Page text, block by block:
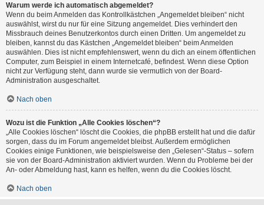
Warum werde ich automatisch abgemeldet?
Wenn du beim Anmelden das Kontrollkästchen „Angemeldet bleiben“ nicht
auswählst, wirst du nur für eine Sitzung angemeldet. Dies verhindert den
Missbrauch deines Benutzerkontos durch einen Dritten. Um angemeldet zu
bleiben, kannst du das Kästchen „Angemeldet bleiben“ beim Anmelden
auswählen. Dies ist nicht empfehlenswert, wenn du dich an einem öffentlichen
Computer, zum Beispiel in einem Internetcafé, befindest. Wenn diese Option
nicht zur Verfügung steht, dann wurde sie vermutlich von der Board-
Administration ausgeschaltet.
Nach oben
Wozu ist die Funktion „Alle Cookies löschen“?
„Alle Cookies löschen“ löscht die Cookies, die phpBB erstellt hat und die dafür
sorgen, dass du im Forum angemeldet bleibst. Außerdem ermöglichen
Cookies einige Funktionen, wie beispielsweise den „Gelesen“-Status – sofern
sie von der Board-Administration aktiviert wurden. Wenn du Probleme bei der
An- oder Abmeldung hast, kann es helfen, wenn du die Cookies löscht.
Nach oben